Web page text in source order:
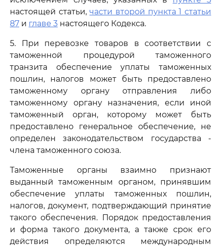
настоящей статьи,части второй пункта 1 статьи
87 и главе 3 настоящего Кодекса.
5. При перевозке товаров в соответствии с
таможенной процедурой таможенного
транзита обеспечение уплаты таможенных
пошлин, налогов может быть предоставлено
таможенному органу отправления либо
таможенному органу назначения, если иной
таможенный орган, которому может быть
предоставлено генеральное обеспечение, не
определен законодательством государства -
члена таможенного союза.
Таможенные органы взаимно признают
выданный таможенным органом, принявшим
обеспечение уплаты таможенных пошлин,
налогов, документ, подтверждающий принятие
такого обеспечения. Порядок предоставления
и форма такого документа, а также срок его
действия определяются международным